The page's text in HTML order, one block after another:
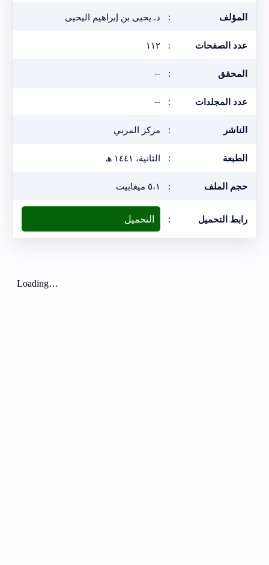
المؤلف : د. يحيى بن إبراهيم اليحيى
عدد الصفحات : ١١٢
المحقق :
--
عدد المجلدات :
--
الناشر : مركز المربي
الطبعة : الثانية، ١٤٤١ ھ
حجم الملف : ٥،١ ميغابيت
رابط التحميل : التحميل